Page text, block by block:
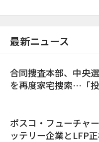
最新ニュース
合同捜査本部、中央
を再度家宅捜索…「
ポスコ・フューチャ
ッテリー企業とLFP